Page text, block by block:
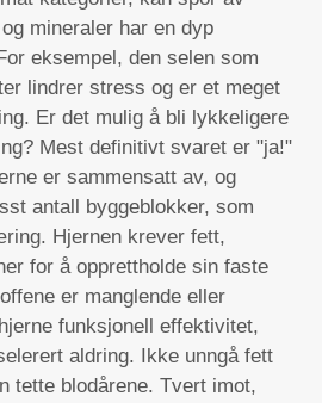
mineraler har en dyp
eksempel, den selen som
lindrer stress og er et meget
Er det mulig å bli lykkeligere
Mest definitivt svaret er "ja!"
er sammensatt av, og
antall byggeblokker, som
Hjernen krever fett,
for å opprettholde sin faste
er manglende eller
funksjonell effektivitet,
aldring. Ikke unngå fett
tette blodårene. Tvert imot,